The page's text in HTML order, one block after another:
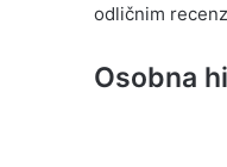
odličnim
Osobna